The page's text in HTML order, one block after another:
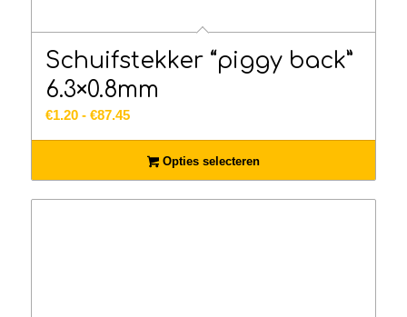
Schuifstekker “piggy back”
6.3×0.8mm
€1.20 - €87.45Prijsklasse:
€87.45
Opties selecteren